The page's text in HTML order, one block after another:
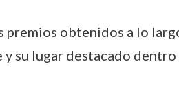
premios obtenidos a lo
su lugar destacado dentro